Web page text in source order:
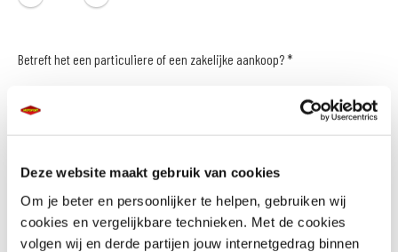
Deze website maakt gebruik van cookies
Om je beter en persoonlijker te helpen, gebruiken wij
cookies en vergelijkbare technieken. Met de cookies
volgen wij en derde partijen jouw internetgedrag binnen
Betreft het een particuliere of een zakelijke aankoop? *